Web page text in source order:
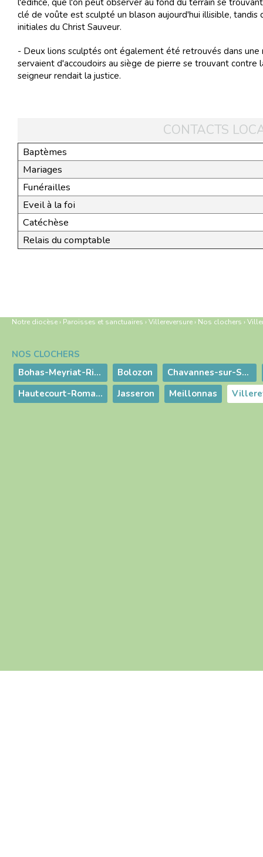
clé de voûte est sculpté un blason aujourd'hui illisible,
initiales du Christ Sauveur.
- Deux lions sculptés ont également été retrouvés dans une
servaient d'accoudoirs au siège de pierre se trouvant
seigneur rendait la justice.
CONTACTS
Baptèmes
Mariages
Funérailles
Eveil à la foi
Catéchèse
Relais du comptable
Notre diocèse › Paroisses et sanctuaires ›Villereversure › Nos clochers ›
Navigation
NOS CLOCHERS
Bohas-Meyriat-Rignat
Bolozon
Chavannes-sur-Suran
Hautecourt-Romanèche
Jasseron Meillonnas